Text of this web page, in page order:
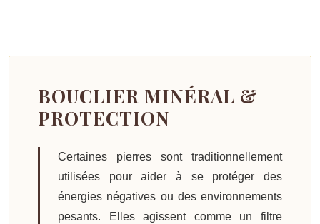
BOUCLIER MINÉRAL &
PROTECTION
Certaines pierres sont traditionnellement
utilisées pour aider à se protéger des
énergies négatives ou des environnements
pesants. Elles agissent comme un filtre